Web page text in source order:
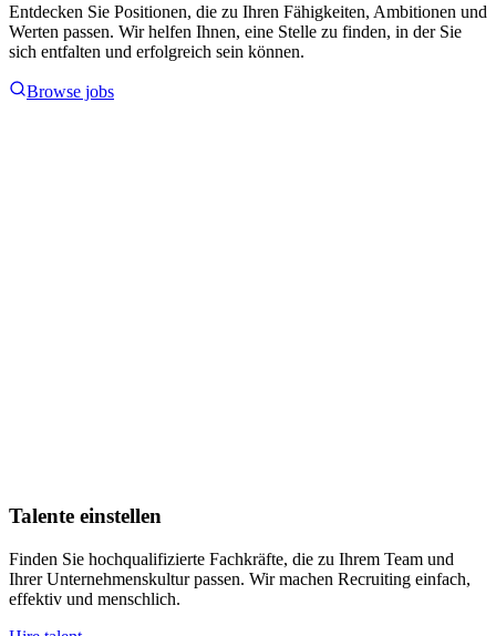
Entdecken Sie Positionen, die zu Ihren Fähigkeiten, Ambitionen und
Werten passen. Wir helfen Ihnen, eine Stelle zu finden, in der Sie
sich entfalten und erfolgreich sein können.
Browse jobs
Talente einstellen
Finden Sie hochqualifizierte Fachkräfte, die zu Ihrem Team und
Ihrer Unternehmenskultur passen. Wir machen Recruiting einfach,
effektiv und menschlich.